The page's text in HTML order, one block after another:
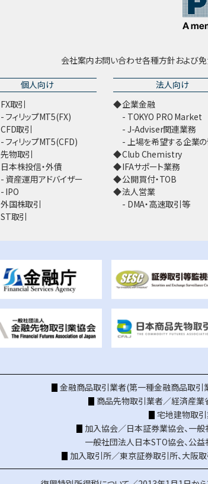
会社案内お問い合わせ各種方針および
個人向け
FX取引
フィリップMT5(FX)
CFD取引
フィリップMT5(CFD)
先物取引
日本株投信・外債
資産運用アドバイザー
IPO
外国株取引
ST取引
法人向け
企業金融
TOKYO PRO Market
J-Adviser関連業務
上場を希望する企業
Club Chemistry
IFAサポート業務
公開買付・TOB
法人営業
DMA・高速取引等
金融商品取引業者(第一種金融商品取引
商品先物取引業者／経済産
宅地建物取引
加入協会／日本証券業協会、 一般
一般社団法人日本STO協会、 公益
加入取引所／東京証券取引所、大阪